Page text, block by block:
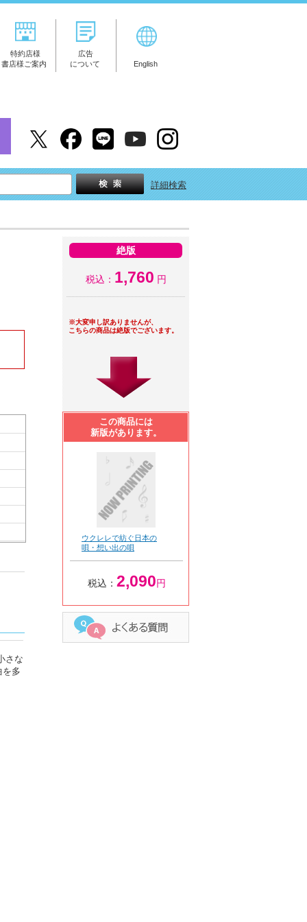
特約店様
書店様ご案内
広告
について
English
詳細検索
さな
を多
絶版
税込： 1,760 円
※大変申し訳ありませんが、
こちらの商品は絶版でございます。
この商品には
新版があります。
ウクレレで紡ぐ日本の
唄・想い出の唄
税込： 2,090円